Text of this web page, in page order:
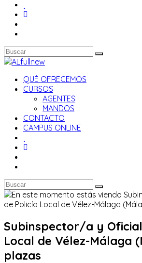
QUÉ OFRECEMOS
CURSOS
AGENTES
MANDOS
CONTACTO
CAMPUS ONLINE
Subinspector/a y
Local de Vélez-Málaga
plazas